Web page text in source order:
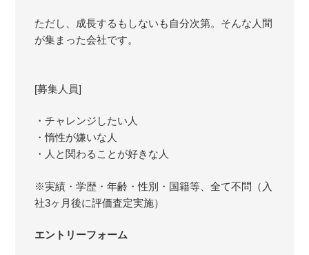
ただし、成長するもしないも自分次第。そんな人間
が集まった会社です。
[募集人員]
・チャレンジしたい人
・惰性が嫌いな人
・人と関わることが好きな人
※実績・学歴・年齢・性別・国籍等、全て不問（入
社3ヶ月後に評価査定実施）
エントリーフォーム